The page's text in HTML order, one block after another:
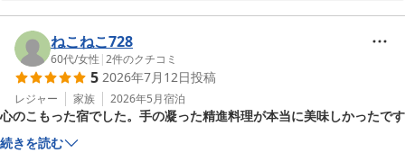
す）の食感がいい。丁寧にいれられた茄子の切り込みなど、手間ひまと
和食の域を超えた美味しく目新しい料理の数々でした。萱草の花、カラ
ス山椒などの馴染みのない食材や、丁寧に作られたごま豆腐などもさり
げなく美味しく、滋味深い印象を与えてくれます。しめの混ぜごはん
は、混ぜる前の見目もきれいで、ピーマンの香りがなんとも嬉しい。
お料理は四季を大事に、野山と畑の都合で献立を立てております。
ご満足いただけたようで幸いです。
スベリヒユのお料理は色々と試行錯誤しましたが今年やっと納得の
いくものが出来ました。お口にあったようで良かったです。
今回のご滞在は夏満開といった感じでしたが季節が変わればお料理
も野山の様子もまた変わります。
是非また季節を変えてお越しください。
ねこねこ728
60代/女性 |2件のクチコミ
5 2026年7月12日投稿
レジャー 家族 2026年5月宿泊
心のこもった宿でした。手の凝った精進料理が本当に美味しかったです
続きを読む